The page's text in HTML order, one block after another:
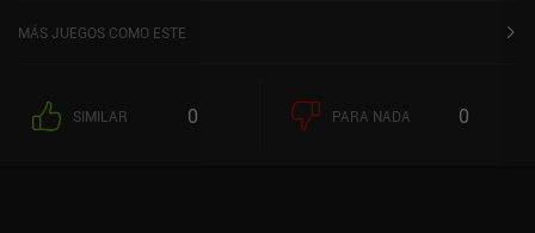
MÁS JUEGOS COMO ESTE
SIMILAR 0 PARA NADA 0